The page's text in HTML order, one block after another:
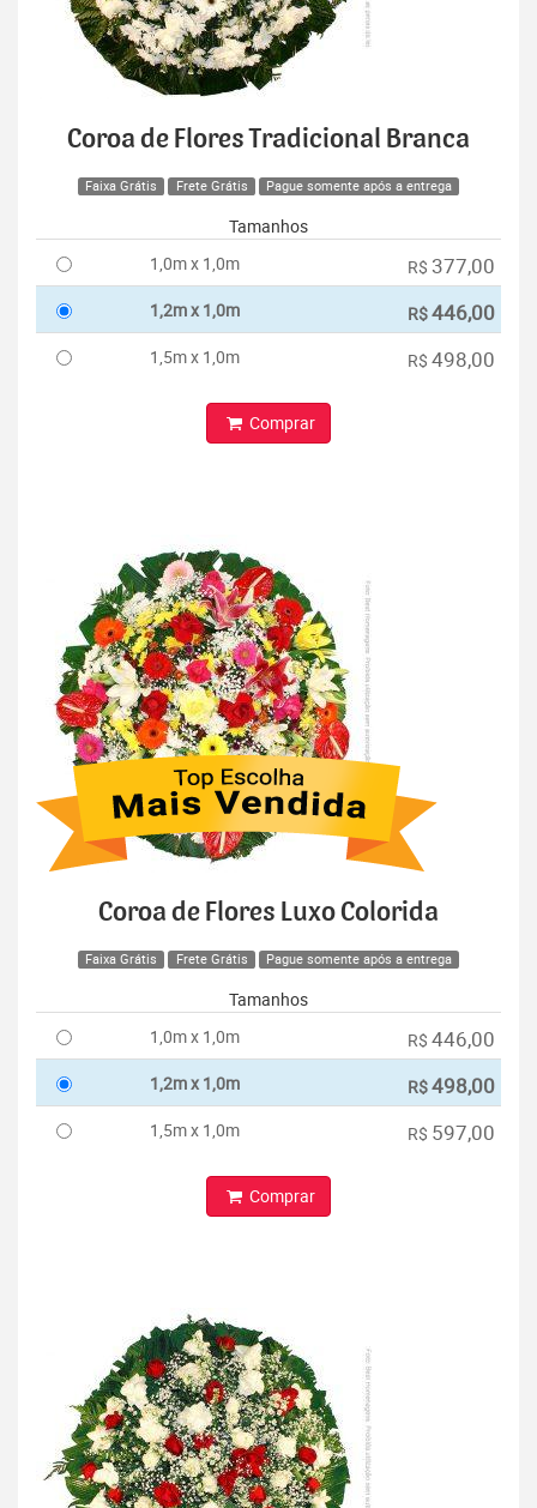
Coroa de Flores Tradicional Branca
Faixa Grátis Frete Grátis Pague somente após a entrega
Tamanhos
1,0m x 1,0m
R$ 377,00
1,2m x 1,0m R$446,00
1,5m x 1,0m R$ 498,00
Comprar
Coroa de Flores Luxo Colorida
Faixa Grátis Frete Grátis Pague somente após a entrega
Tamanhos
1,0m x 1,0m
R$ 446,00
1,2m x 1,0m R$498,00
1,5m x 1,0m R$ 597,00
Comprar